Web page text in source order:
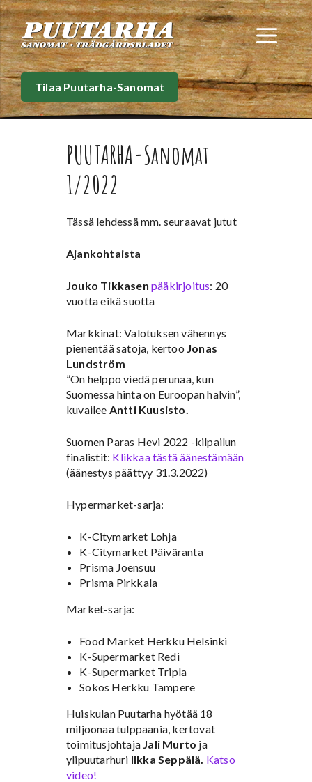
Siirry
sisältöön
Tilaa Puutarha-Sanomat
PUUTARHA-Sanomat
1/2022
Tässä lehdessä mm. seuraavat jutut
Ajankohtaista
Jouko Tikkasen pääkirjoitus: 20
vuotta eikä suotta
Markkinat: Valotuksen vähennys
pienentää satoja, kertoo Jonas
Lundström
”On helppo viedä perunaa, kun
Suomessa hinta on Euroopan halvin”,
kuvailee Antti Kuusisto.
Suomen Paras Hevi 2022 -kilpailun
finalistit: Klikkaa tästä äänestämään
(äänestys päättyy 31.3.2022)
Hypermarket-sarja:
K-Citymarket Lohja
K-Citymarket Päiväranta
Prisma Joensuu
Prisma Pirkkala
Market-sarja:
Food Market Herkku Helsinki
K-Supermarket Redi
K-Supermarket Tripla
Sokos Herkku Tampere
Huiskulan Puutarha hyötää 18
miljoonaa tulppaania, kertovat
toimitusjohtaja Jali Murto ja
ylipuutarhuri Ilkka Seppälä. Katso
video!